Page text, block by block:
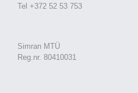
Tel +372 52 53 753
Simran MTÜ
Reg.nr. 80410031